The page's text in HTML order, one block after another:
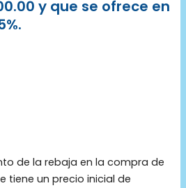
y que se ofrece en
de la rebaja en la compra de
tiene un precio inicial de